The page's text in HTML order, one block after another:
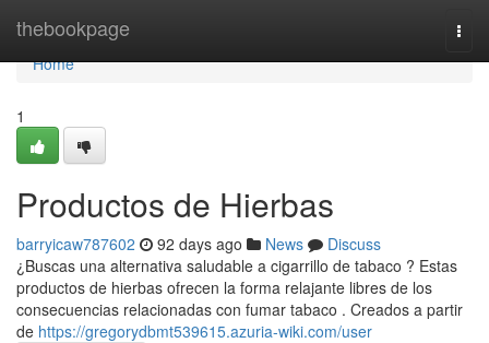
thebookpage
Home
Home
1
Productos de Hierbas
barryicaw787602 92 days ago News
Discuss
¿Buscas una alternativa saludable a cigarrillo de tabaco ? Estas
productos de hierbas ofrecen la forma relajante libres de los
consecuencias relacionadas con fumar tabaco . Creados a partir
de https://gregorydbmt539615.azuria-wiki.com/user